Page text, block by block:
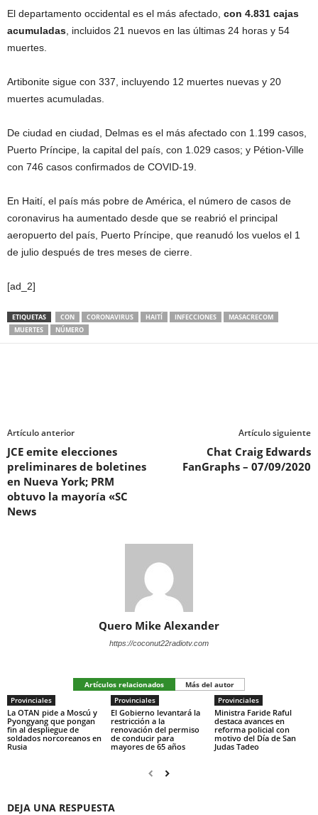
El departamento occidental es el más afectado, con 4.831 cajas
acumuladas , incluidos 21 nuevos en las últimas 24 horas y 54
muertes.
Artibonite sigue con 337, incluyendo 12 muertes nuevas y 20
muertes acumuladas.
De ciudad en ciudad, Delmas es el más afectado con 1.199 casos,
Puerto Príncipe, la capital del país, con 1.029 casos; y Pétion-Ville
con 746 casos confirmados de COVID-19.
En Haití, el país más pobre de América, el número de casos de
coronavirus ha aumentado desde que se reabrió el principal
aeropuerto del país, Puerto Príncipe, que reanudó los vuelos el 1
de julio después de tres meses de cierre.
[ad_2]
ETIQUETAS CON CORONAVIRUS HAITÍ INFECCIONES
MASACRECOM
MUERTES
NÚMERO
Artículo anterior
JCE emite elecciones
preliminares de boletines
en Nueva York; PRM
obtuvo la mayoría «SC
News
Artículo siguiente
Chat Craig Edwards
FanGraphs – 07/09/2020
Quero Mike Alexander
https://coconut22radiotv.com
Artículos relacionados
Más del autor
Provinciales
La OTAN pide a Moscú y
Pyongyang que pongan
fin al despliegue de
soldados norcoreanos en
Rusia
Provinciales
El Gobierno levantará la
restricción a la
renovación del permiso
de conducir para
mayores de 65 años
Provinciales
Ministra Faride Raful
destaca avances en
reforma policial con
motivo del Día de San
Judas Tadeo
DEJA UNA RESPUESTA